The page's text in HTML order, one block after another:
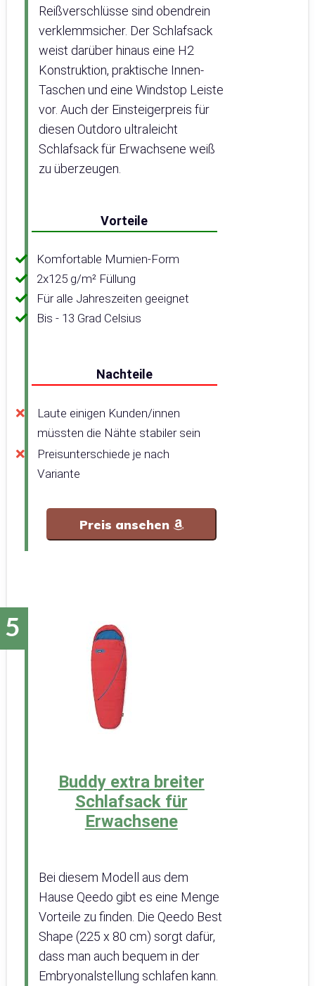
Reißverschlüsse sind obendrein
verklemmsicher. Der Schlafsack
weist darüber hinaus eine H2
Konstruktion, praktische Innen-
Taschen und eine Windstop Leiste
vor. Auch der Einsteigerpreis für
diesen Outdoro ultraleicht
Schlafsack für Erwachsene weiß
zu überzeugen.
Vorteile
Komfortable Mumien-Form
2x125 g/m² Füllung
Für alle Jahreszeiten geeignet
Bis - 13 Grad Celsius
Nachteile
Laute einigen Kunden/innen
müssten die Nähte stabiler sein
Preisunterschiede je nach
Variante
Preis ansehen
Buddy extra breiter
Schlafsack für
Erwachsene
Bei diesem Modell aus dem
Hause Qeedo gibt es eine Menge
Vorteile zu finden. Die Qeedo Best
Shape (225 x 80 cm) sorgt dafür,
dass man auch bequem in der
Embryonalstellung schlafen kann.